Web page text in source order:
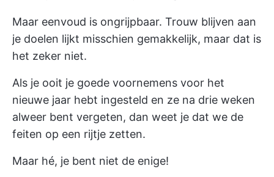
Maar eenvoud is ongrijpbaar. Trouw blijven aan
je doelen lijkt misschien gemakkelijk, maar dat is
het zeker niet.
Als je ooit je goede voornemens voor het
nieuwe jaar hebt ingesteld en ze na drie weken
alweer bent vergeten, dan weet je dat we de
feiten op een rijtje zetten.
Maar hé, je bent niet de enige!